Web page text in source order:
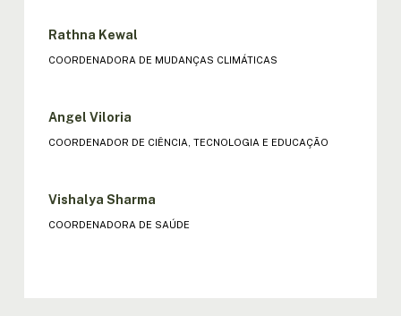
Rathna Kewal
COORDENADORA DE MUDANÇAS CLIMÁTICAS
Angel Viloria
COORDENADOR DE CIÊNCIA, TECNOLOGIA E EDUCAÇÃO
Vishalya Sharma
COORDENADORA DE SAÚDE